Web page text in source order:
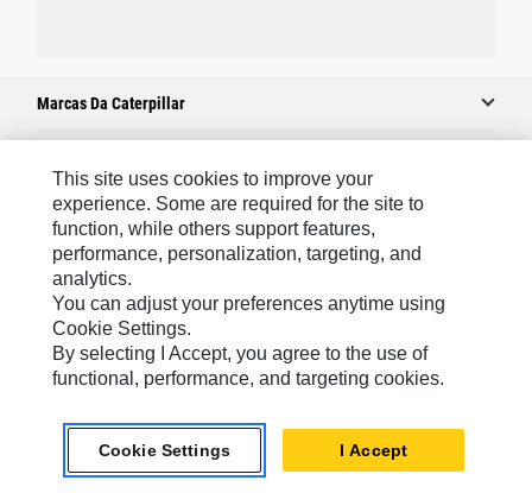
Marcas Da Caterpillar
Caterpillar.com
Caterpillar Contato E Suporte
Minhas Preferências De Marketing
Mapa Do Local
Cookie Settings
Legal
Privacidade
This site uses cookies to improve your
experience. Some are required for the site to
function, while others support features,
performance, personalization, targeting, and
analytics.
You can adjust your preferences anytime using
Cookie Settings.
By selecting I Accept, you agree to the use of
functional, performance, and targeting cookies.
Cookie Settings I Accept